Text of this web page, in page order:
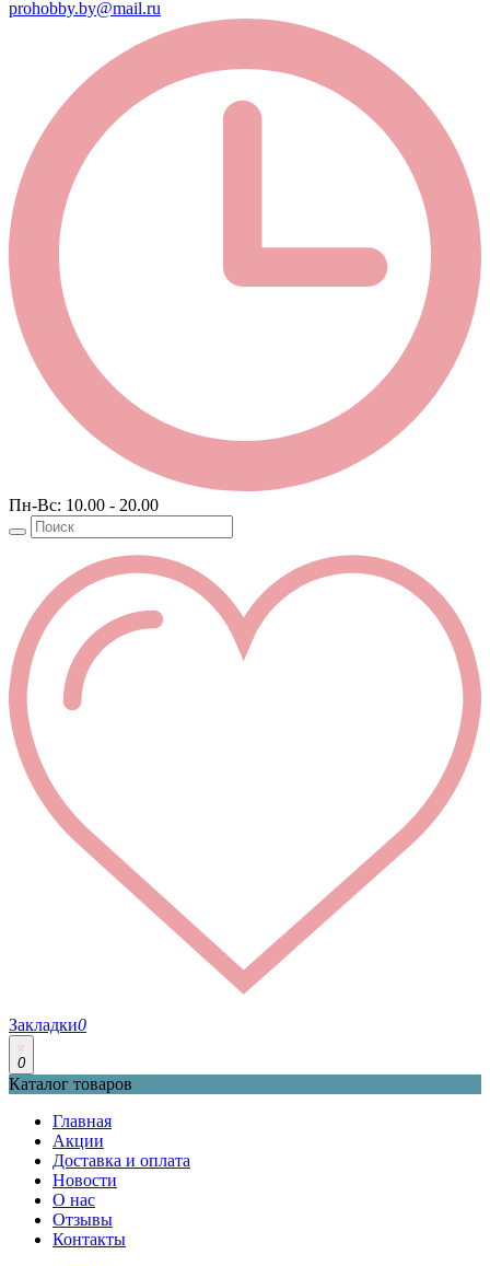
prohobby.by@mail.ru
Пн-Вс: 10.00 - 20.00
Закладки0
0
Каталог товаров
Главная
Акции
Доставка и оплата
Новости
О нас
Отзывы
Контакты